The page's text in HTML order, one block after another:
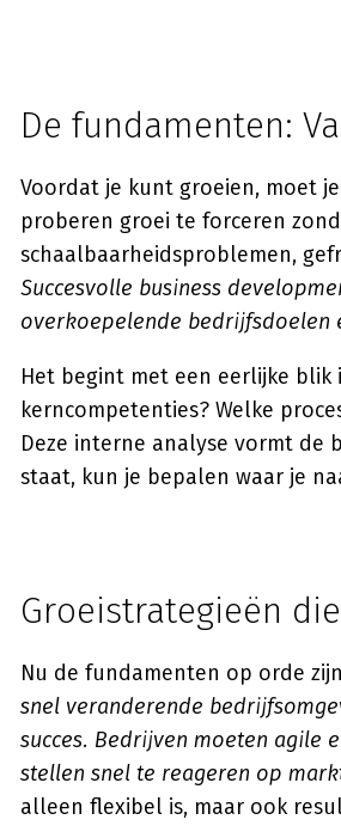
De fundamenten:
Voordat je kunt groeien, moet
proberen groei te forceren
schaalbaarheidsproblemen,
Succesvolle business
overkoepelende bedrijfsdoelen
Het begint met een eerlijke blik
kerncompetenties? Welke
Deze interne analyse vormt de
staat, kun je bepalen waar je
Groeistrategieën
Nu de fundamenten op orde
snel veranderende
succes. Bedrijven moeten agile
stellen snel te reageren op
alleen flexibel is, maar ook